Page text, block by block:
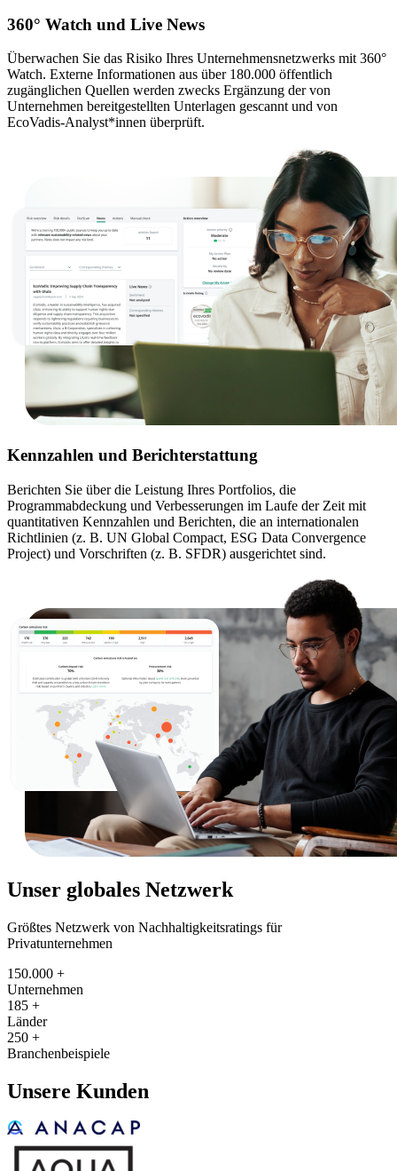
360° Watch und Live News
Überwachen Sie das Risiko Ihres Unternehmensnetzwerks mit 360°
Watch. Externe Informationen aus über 180.000 öffentlich
zugänglichen Quellen werden zwecks Ergänzung der von
Unternehmen bereitgestellten Unterlagen gescannt und von
EcoVadis-Analyst*innen überprüft.
Kennzahlen und Berichterstattung
Berichten Sie über die Leistung Ihres Portfolios, die
Programmabdeckung und Verbesserungen im Laufe der Zeit mit
quantitativen Kennzahlen und Berichten, die an internationalen
Richtlinien (z. B. UN Global Compact, ESG Data Convergence
Project) und Vorschriften (z. B. SFDR) ausgerichtet sind.
Unser globales Netzwerk
Größtes Netzwerk von Nachhaltigkeitsratings für
Privatunternehmen
150.000 +
Unternehmen
185 +
Länder
250 +
Branchenbeispiele
Unsere Kunden